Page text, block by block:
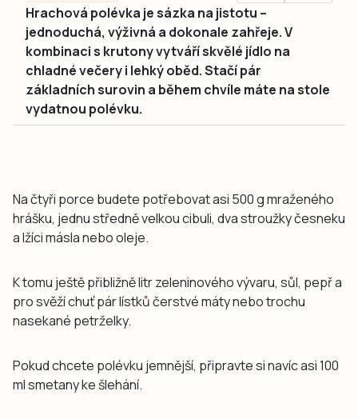
Hrachová polévka je sázka na jistotu –
jednoduchá, výživná a dokonale zahřeje. V
kombinaci s krutony vytváří skvělé jídlo na
chladné večery i lehký oběd. Stačí pár
základních surovin a během chvíle máte na stole
vydatnou polévku.
Na čtyři porce budete potřebovat asi 500 g mraženého
hrášku, jednu středně velkou cibuli, dva stroužky česneku
a lžíci másla nebo oleje.
K tomu ještě přibližně litr zeleninového vývaru, sůl, pepř a
pro svěží chuť pár lístků čerstvé máty nebo trochu
nasekané petrželky.
Pokud chcete polévku jemnější, připravte si navíc asi 100
ml smetany ke šlehání.